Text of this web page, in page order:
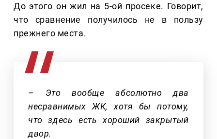
До этого он жил на 5-ой просеке. Говорит,
что сравнение получилось не в пользу
прежнего места.
– Это вообще абсолютно два
несравнимых ЖК, хотя бы потому,
что здесь есть хороший закрытый
двор.